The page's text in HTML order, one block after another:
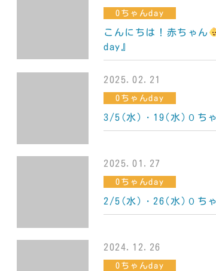
0ちゃんday
こんにちは！赤ちゃん
day』
2025.02.21
0ちゃんday
3/5(水)・19(水)０ち
2025.01.27
0ちゃんday
2/5(水)・26(水)０ち
2024.12.26
0ちゃんday